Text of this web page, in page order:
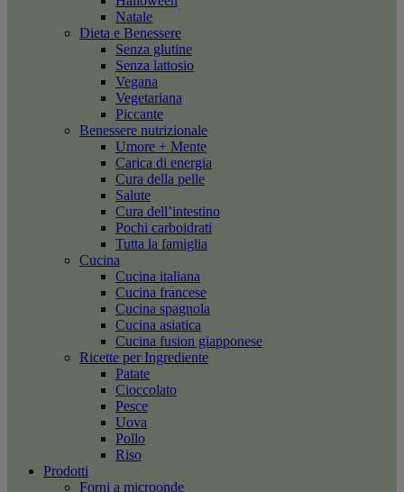
Natale
Dieta e Benessere
Senza glutine
Senza lattosio
Vegana
Vegetariana
Piccante
Benessere nutrizionale
Umore + Mente
Carica di energia
Cura della pelle
Salute
Cura dell’intestino
Pochi carboidrati
Tutta la famiglia
Cucina
Cucina italiana
Cucina francese
Cucina spagnola
Cucina asiatica
Cucina fusion giapponese
Ricette per Ingrediente
Patate
Cioccolato
Pesce
Uova
Pollo
Riso
Prodotti
Forni a microonde